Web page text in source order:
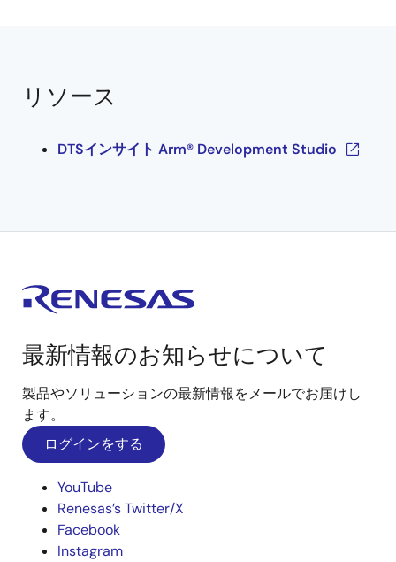
リソース
DTSインサイト Arm® Development Studio
最新情報のお知らせについて
製品やソリューションの最新情報をメールでお届けし
ます。
ログインをする
YouTube
Renesas’s Twitter/X
Facebook
Instagram